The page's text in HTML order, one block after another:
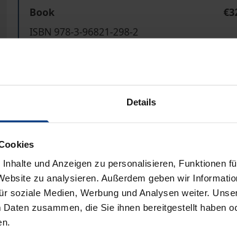
Details
und Anzeigen zu personalisieren, Funktionen
zu analysieren. Außerdem geben wir
soziale Medien, Werbung und Analysen weiter.
zusammen, die Sie ihnen bereitgestellt haben
Book
ISBN 978-3-96821-298-2
Prices include VAT. Depending on the delivery
Delivery cost notice
Bibliographical data